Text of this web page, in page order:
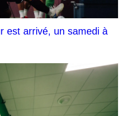
est arrivé, un samedi à